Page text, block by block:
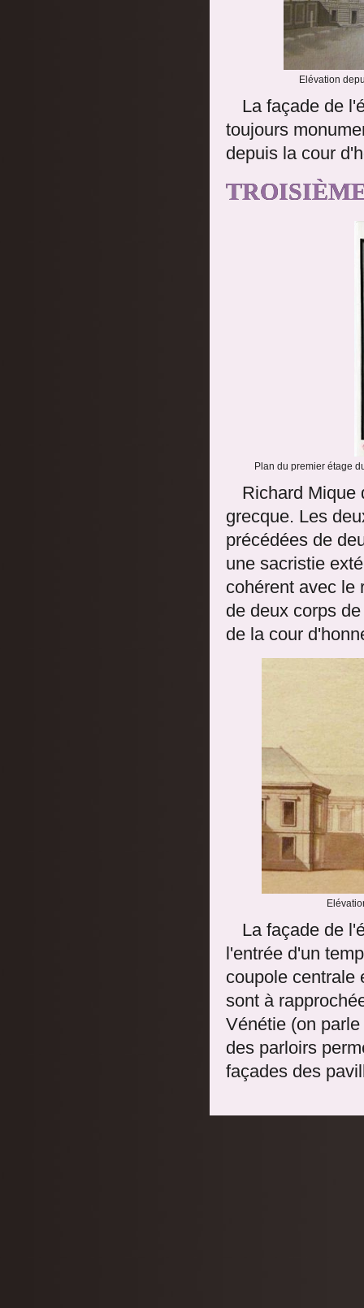
Elévation
La façade de
toujours
depuis la cour
Plan du premier étage
Richard Mique
grecque. Les
précédées de
une sacristie
cohérent avec le
de deux corps
de la cour
La façade de
l'entrée d'un
coupole centrale
sont à
Vénétie (on
des parloirs
façades des